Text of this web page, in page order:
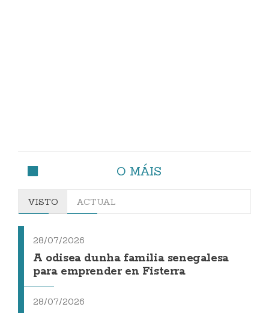
O MÁIS
VISTO ACTUAL
28/07/2026
A odisea dunha familia senegalesa
para emprender en Fisterra
28/07/2026